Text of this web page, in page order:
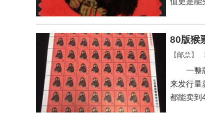
80版猴
【邮票】
一整版
来发行量
都能卖到